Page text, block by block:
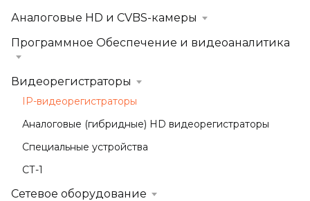
Аналоговые HD и CVBS-камеры
Программное Обеспечение и видеоаналитика
Видеорегистраторы
IP-видеорегистраторы
Аналоговые (гибридные) HD видеорегистраторы
Специальные устройства
СТ-1
Сетевое оборудование